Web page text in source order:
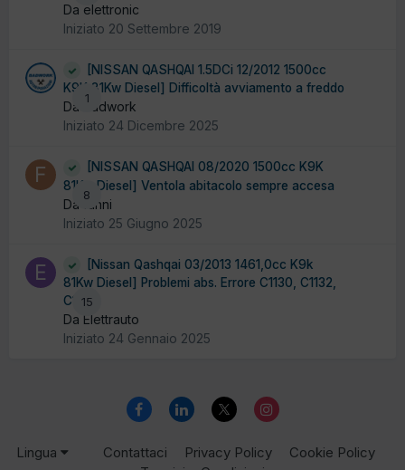
Da elettronic
Iniziato 20 Settembre 2019
1
[NISSAN QASHQAI 1.5DCi 12/2012 1500cc
K9K 81Kw Diesel] Difficoltà avviamento a freddo
Da badwork
Iniziato 24 Dicembre 2025
8
[NISSAN QASHQAI 08/2020 1500cc K9K
81Kw Diesel] Ventola abitacolo sempre accesa
Da fanni
Iniziato 25 Giugno 2025
15
[Nissan Qashqai 03/2013 1461,0cc K9k
81Kw Diesel] Problemi abs. Errore C1130, C1132,
C1143
Da Elettrauto
Iniziato 24 Gennaio 2025
Lingua Contattaci Privacy Policy
Cookie Policy